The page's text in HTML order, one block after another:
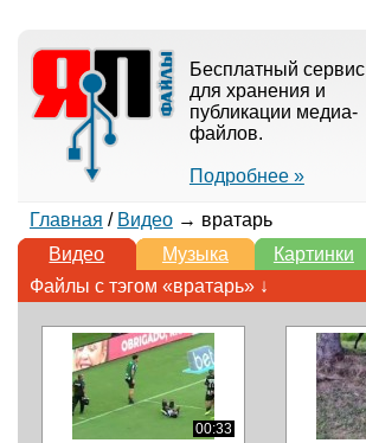
Бесплатный сервис
для хранения и
публикации медиа-
файлов.
Подробнее »
Главная / Видео→ вратарь
Видео
Музыка Картинки
Файлы с тэгом «вратарь» ↓
00:33